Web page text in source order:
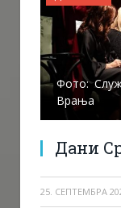
Фото:
Врања
Дани
25. СЕПТЕМБРА